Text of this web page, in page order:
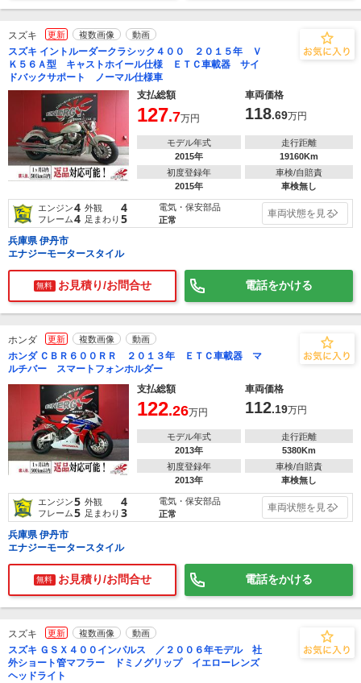
スズキ 更新 複数画像 動画
スズキ イントルーダークラシック４００ ２０１５年 Ｖ
Ｋ５６Ａ型 キャストホイール仕様 ＥＴＣ車載器 サイ
ドバックサポート ノーマル仕様車
支払総額
車両価格
127.7万円 118.69万円
モデル年式
2015年
走行距離
19160Km
初度登録年
2015年
車検/自賠責
車検無し
エンジン4 外観 4
フレーム4 足まわり 5
電気・保安部品
正常
車両状態を見る
兵庫県 伊丹市
エナジーモータースタイル
無料 お見積り/お問合せ 電話をかける
ホンダ 更新 複数画像 動画
ホンダ ＣＢＲ６００ＲＲ ２０１３年 ＥＴＣ車載器 マ
ルチバー スマートフォンホルダー
支払総額
車両価格
122.26万円 112.19万円
モデル年式
2013年
走行距離
5380Km
初度登録年
2013年
車検/自賠責
車検無し
エンジン5 外観 4
フレーム5 足まわり 3
電気・保安部品
正常
車両状態を見る
兵庫県 伊丹市
エナジーモータースタイル
無料 お見積り/お問合せ 電話をかける
スズキ 更新 複数画像 動画
スズキ ＧＳＸ４００インパルス ／２００６年モデル 社
外ショート管マフラー ドミノグリップ イエローレンズ
ヘッドライト